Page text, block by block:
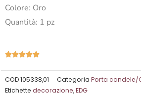
Colore: Oro
Quantità: 1 pz
Valutazione
su
5
COD105338,01 Categoria Porta candele/
Etichette decorazione,EDG